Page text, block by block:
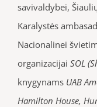
savivaldybei,
Karalystės
Nacionalinei
organizacijai SOL
knygynams UAB
Hamilton House,